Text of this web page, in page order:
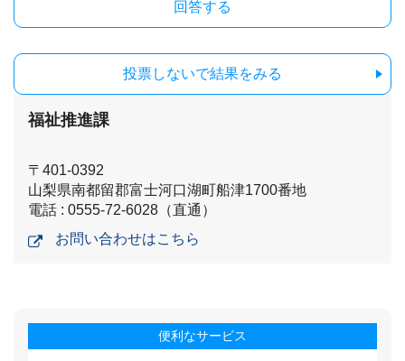
投票しないで結果をみる
福祉推進課
〒401-0392
山梨県南都留郡富士河口湖町船津1700番地
電話 : 0555-72-6028（直通）
お問い合わせはこちら
便利なサービス